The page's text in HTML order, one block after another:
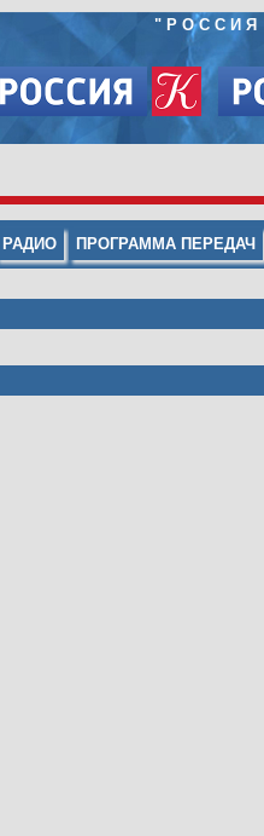
"
РАДИО ПРОГРАММА ПЕРЕДАЧ